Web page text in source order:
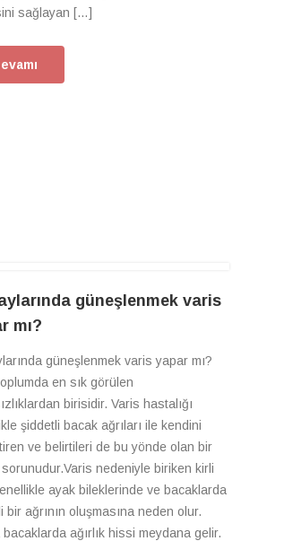
sağlayan […]
güneşlenmek varis
mı?
güneşlenmek varis yapar mı?
en sık görülen
birisidir. Varis hastalığı
şiddetli bacak ağrıları ile kendini
ve belirtileri de bu yönde olan bir
sorunudur.Varis nedeniyle biriken kirli
ayak bileklerinde ve bacaklarda
bir ağrının oluşmasına neden olur.
bacaklarda ağırlık hissi meydana gelir.